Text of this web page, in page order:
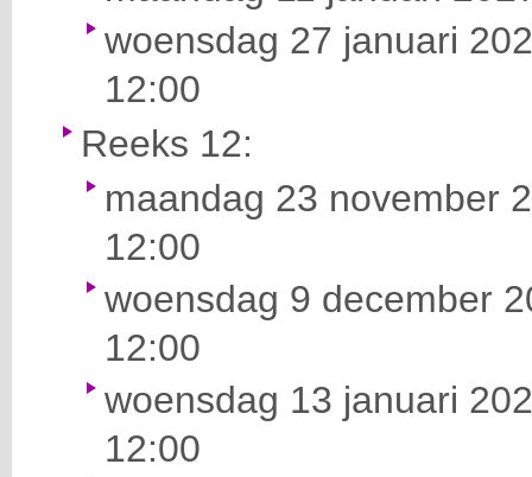
woensdag 27 januari
12:00
Reeks 12:
maandag 23 november
12:00
woensdag 9 december
12:00
woensdag 13 januari
12:00